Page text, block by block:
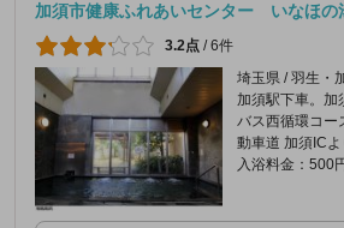
加須市健康ふれあいセンター いなほの
3.2点 /6件
埼玉県 / 羽生・
加須駅下車。加
バス西循環コー
動車道 加須IC
入浴料金：500